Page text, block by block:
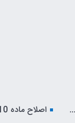
تغییرات جدید گروه های کالایی یک، دو و سه – تهران پیشرو – شرکت ترخیص کالا